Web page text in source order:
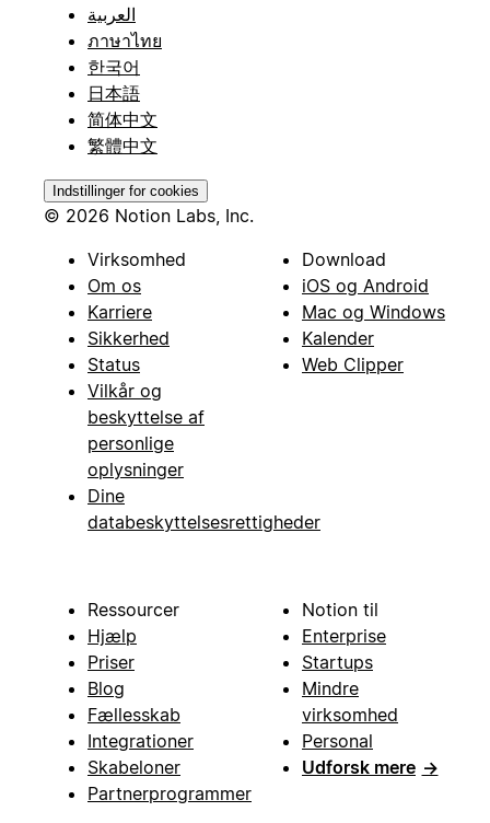
العربية
ภาษาไทย
한국어
日本語
简体中文
繁體中文
Indstillinger for cookies
© 2026 Notion Labs, Inc.
Virksomhed
Om os
Karriere
Sikkerhed
Status
Vilkår og
beskyttelse af
personlige
oplysninger
Dine
databeskyttelsesrettigheder
Download
iOS og Android
Mac og Windows
Kalender
Web Clipper
Ressourcer
Hjælp
Priser
Blog
Fællesskab
Integrationer
Skabeloner
Partnerprogrammer
Notion til
Enterprise
Startups
Mindre
virksomhed
Personal
Udforsk mere →